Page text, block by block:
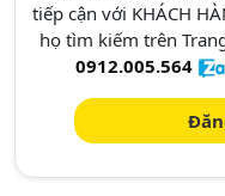
tiếp cận với KHÁCH
họ tìm kiếm trên
0912.005.564